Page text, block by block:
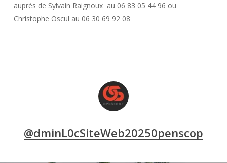
auprès de Sylvain Raignoux au 06 83 05 44 96 ou
Christophe Oscul au 06 30 69 92 08
@dminL0cSiteWeb20250penscop